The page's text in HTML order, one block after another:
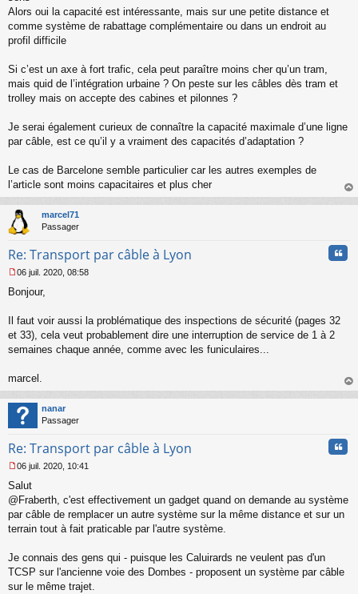
n
u
Alors oui la capacité est intéressante, mais sur une petite distance et
comme système de rabattage complémentaire ou dans un endroit au
profil difficile
Si c’est un axe à fort trafic, cela peut paraître moins cher qu’un tram,
mais quid de l’intégration urbaine ? On peste sur les câbles dès tram et
trolley mais on accepte des cabines et pilonnes ?
Je serai également curieux de connaître la capacité maximale d’une ligne
par câble, est ce qu’il y a vraiment des capacités d’adaptation ?
Le cas de Barcelone semble particulier car les autres exemples de
l’article sont moins capacitaires et plus cher
au
marcel71
Passager
Re: Transport par câble à Lyon
e
s
a
g
e
o
n
l
u
06 juil. 2020, 08:58
Bonjour,
Il faut voir aussi la problématique des inspections de sécurité (pages 32
et 33), cela veut probablement dire une interruption de service de 1 à 2
semaines chaque année, comme avec les funiculaires...
marcel.
au
nanar
Passager
Re: Transport par câble à Lyon
e
s
s
g
n
o
n
06 juil. 2020, 10:41
Salut
@Fraberth, c'est effectivement un gadget quand on demande au système
par câble de remplacer un autre système sur la même distance et sur un
terrain tout à fait praticable par l'autre système.
Je connais des gens qui - puisque les Caluirards ne veulent pas d'un
TCSP sur l'ancienne voie des Dombes - proposent un système par câble
sur le même trajet.